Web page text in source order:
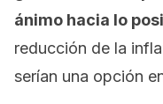
ánimo hacia lo
reducción de la
serían una opción